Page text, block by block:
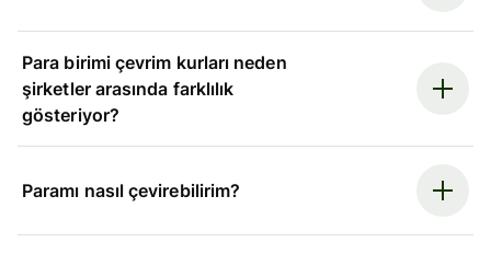
Para birimi çevrim kurları neden
şirketler arasında farklılık
gösteriyor?
Paramı nasıl çevirebilirim?